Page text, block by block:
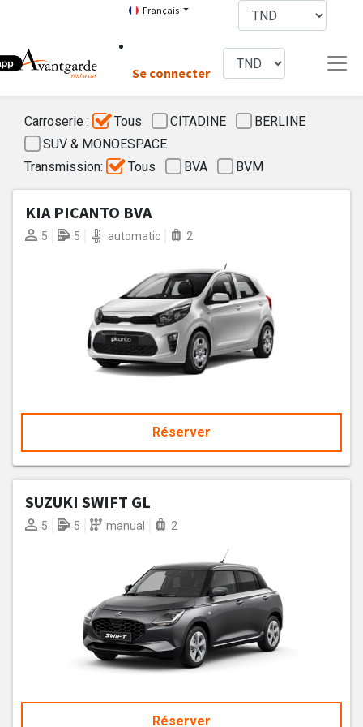
Français
Se connecter
Carroserie : Tous CITADINE
BERLINE
SUV & MONOESPACE
Transmission:
Tous BVA BVM
KIA PICANTO BVA
5 5 automatic 2
Réserver
SUZUKI SWIFT GL
5 5 manual 2
Réserver